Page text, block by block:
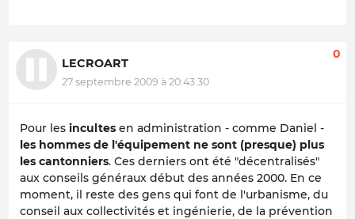
LECROART
27 septembre 2009 à 20:43:30
0
Pour les incultes en administration - comme Daniel -
les hommes de l'équipement ne sont (presque) plus
les cantonniers. Ces derniers ont été "décentralisés"
aux conseils généraux début des années 2000. En ce
moment, il reste des gens qui font de l'urbanisme, du
conseil aux collectivités et ingénierie, de la prévention